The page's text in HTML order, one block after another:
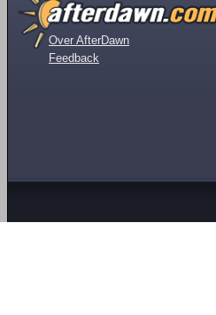
Over AfterDawn
Feedback